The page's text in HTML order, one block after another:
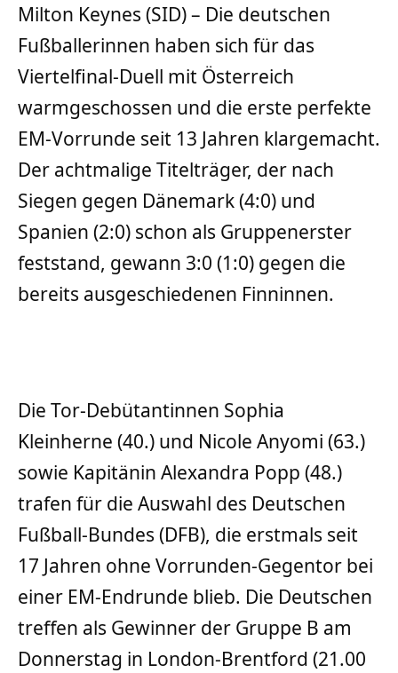
Milton Keynes (SID) – Die deutschen
Fußballerinnen haben sich für das
Viertelfinal-Duell mit Österreich
warmgeschossen und die erste perfekte
EM-Vorrunde seit 13 Jahren klargemacht.
Der achtmalige Titelträger, der nach
Siegen gegen Dänemark (4:0) und
Spanien (2:0) schon als Gruppenerster
feststand, gewann 3:0 (1:0) gegen die
bereits ausgeschiedenen Finninnen.
Die Tor-Debütantinnen Sophia
Kleinherne (40.) und Nicole Anyomi (63.)
sowie Kapitänin Alexandra Popp (48.)
trafen für die Auswahl des Deutschen
Fußball-Bundes (DFB), die erstmals seit
17 Jahren ohne Vorrunden-Gegentor bei
einer EM-Endrunde blieb. Die Deutschen
treffen als Gewinner der Gruppe B am
Donnerstag in London-Brentford (21.00